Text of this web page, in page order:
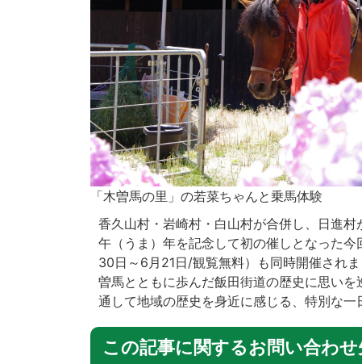
「木曽馬の里」の若菜ちゃんと乗馬体験
香久山村・岩崎村・白山村が合併し、日進
午（うま）年を記念して初の催しとなった
30日～6月21日/観覧無料）も同時開催され
曽馬とともに歩んだ飯田街道の歴史に思い
通して地域の歴史を身近に感じる、特別な一
この記事に関するお問い合わせ